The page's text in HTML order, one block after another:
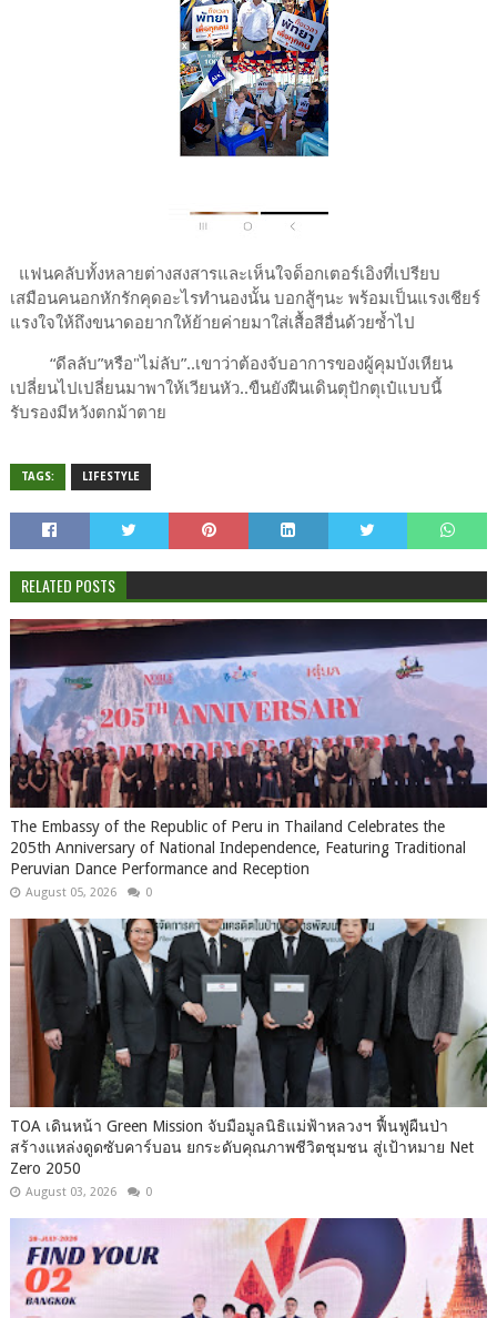
แฟนคลับทั้งหลายต่างสงสารและเห็นใจด็อกเตอร์เอิงที่เปรียบ
เสมือนคนอกหักรักคุดอะไรทำนองนั้น บอกสู้ๆนะ พร้อมเป็นแรงเชียร์
แรงใจให้ถึงขนาดอยากให้ย้ายค่ายมาใส่เสื้อสีอื่นด้วยซ้ำไป
“ดีลลับ”หรือ"ไม่ลับ”..เขาว่าต้องจับอาการของผู้คุมบังเหียน
เปลี่ยนไปเปลี่ยนมาพาให้เวียนหัว..ขืนยังฝืนเดินตุปักตุเป๋แบบนี้
รับรองมีหวังตกม้าตาย
TAGS: LIFESTYLE
RELATED POSTS
The Embassy of the Republic of Peru in Thailand Celebrates the
205th Anniversary of National Independence, Featuring Traditional
Peruvian Dance Performance and Reception
August 05, 2026 0
TOA เดินหน้า Green Mission จับมือมูลนิธิแม่ฟ้าหลวงฯ ฟื้นฟูผืนป่า
สร้างแหล่งดูดซับคาร์บอน ยกระดับคุณภาพชีวิตชุมชน สู่เป้าหมาย Net
Zero 2050
August 03, 2026 0